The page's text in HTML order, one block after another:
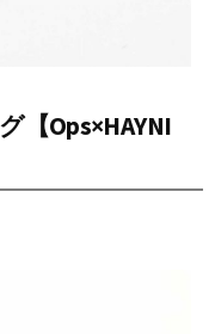
【Ops×HAYNI